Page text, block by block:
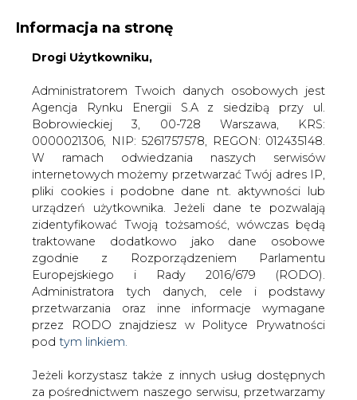
KONTAKT:
WYDAWCA PORTALU:
WYSOKI KONTRAST WIELKOŚĆ TEKSTU A A
ZALOGUJ SIĘ
WŁĄCZ CIRE.TV
Informacja na stronę
Drogi Użytkowniku,
Administratorem Twoich danych osobowych jest
Agencja Rynku Energii S.A z siedzibą przy ul.
Bobrowieckiej 3, 00-728 Warszawa, KRS:
0000021306, NIP: 5261757578, REGON: 012435148.
W ramach odwiedzania naszych serwisów
internetowych możemy przetwarzać Twój adres IP,
pliki cookies i podobne dane nt. aktywności lub
urządzeń użytkownika. Jeżeli dane te pozwalają
zidentyfikować Twoją tożsamość, wówczas będą
traktowane dodatkowo jako dane osobowe
zgodnie z Rozporządzeniem Parlamentu
Europejskiego i Rady 2016/679 (RODO).
Administratora tych danych, cele i podstawy
przetwarzania oraz inne informacje wymagane
przez RODO znajdziesz w Polityce Prywatności
pod tym linkiem.
Jeżeli korzystasz także z innych usług dostępnych
za pośrednictwem naszego serwisu, przetwarzamy